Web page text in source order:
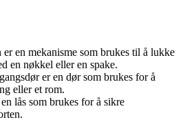
er en mekanisme som brukes til å lukke
en nøkkel eller en spake.
er en dør som brukes for å
eller et rom.
lås som brukes for å sikre